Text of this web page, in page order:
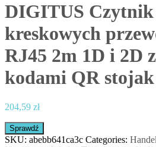
DIGITUS
kreskowych
RJ45 2m 1D i 2D
kodami QR stojak
204,59 zł
Sprawdź
SKU: abebb641ca3c Categories: